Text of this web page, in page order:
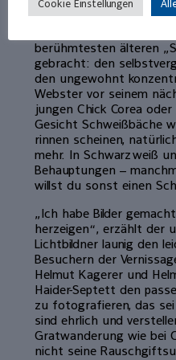
Dennoch – oder gerade
berühmtesten älteren
gebracht: den
den ungewohnt
Webster vor seinem
jungen Chick Corea
Gesicht Schweißbäche
rinnen scheinen,
mehr. In Schwarzweiß
Behauptungen –
willst du sonst einen
„Ich habe Bilder
herzeigen“, erzählt der
Lichtbildner launig den
Besuchern der
Helmut Kagerer und
Haider-Septett den
zu fotografieren, das
sind ehrlich und
Gratwanderung wie bei
nicht seine
Cookie Einstellungen